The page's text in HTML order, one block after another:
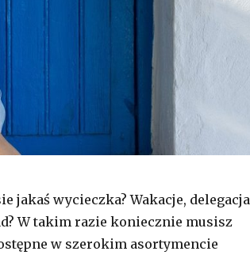
jakaś wycieczka? Wakacje, delegacja
W takim razie koniecznie musisz
w szerokim asortymencie